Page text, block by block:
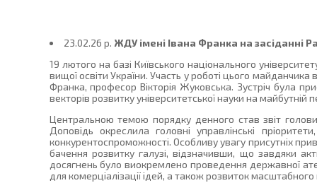
23.02.26 p. ЖДУ імені Івана Франка на засіданні
19 лютого на базі Київського національного
вищої освіти України. Участь у роботі цього
Франка, професор Вікторія Жуковська. Зустріч була
векторів розвитку університетської науки на майбутній
Центральною темою порядку денного став звіт
Доповідь окреслила головні управлінські
конкурентоспроможності. Особливу увагу присутніх
бачення розвитку галузі, відзначивши, що завдяки
досягнень було виокремлено проведення державної
для комерціалізації ідей, а також розвиток